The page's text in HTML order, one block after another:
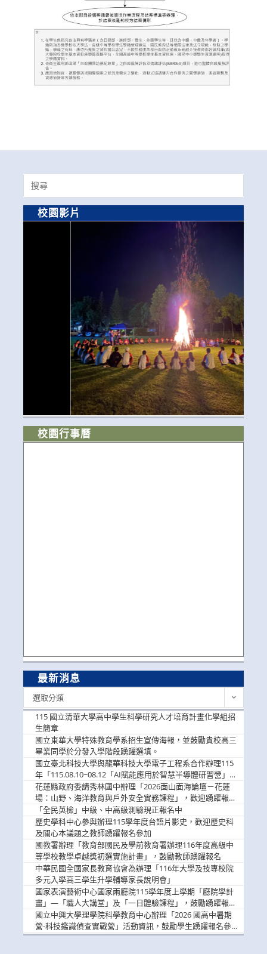
Search
for:
校園影片
校園行事曆
最新消息
選取分類
115 國立清華大學高中學生科學研究人才培育計畫化學組招
生簡章
國立東華大學特殊教育學系招生宣傳海報，並鼓勵貴校高三
畢業同學於分發入學階段踴躍選填。
國立臺北科技大學與龍華科技大學電子工程系合作辦理115
年「115.08.10~08.12「AI賦能應用於智慧半導體研習營」，
歡迎學生踴躍報名參加
花蓮縣政府委請秀林國中辦理「2026面山面海論壇－花蓮
場：山野、海洋教育與戶外安全實務課程」，歡迎踴躍報名
參加
「全民英檢」中級、中高級測驗現正報名中
歷史學科中心參與辦理115學年度台語片影史，歡迎歷史科
及關心本議題之教師踴躍報名參加
國教署辦理「教育部國民及學前教育署辦理116年度高級中
等學校教學卓越獎初選實施計畫」，鼓勵教師踴躍報名
中華民國全國家長教育協會為辦理「116年大學及技專校院
多元入學高三學生升學輔導家長說明會」
國家表演藝術中心國家兩廳院115學年度上學期「廳院學計
畫」—「職人大講堂」及「一日體驗課程」，鼓勵踴躍報名
參與。
國立中興大學理學院科學教育中心辦理「2026 國高中暑期
營-科技鑑識偵查實戰營」活動資訊，鼓勵學生踴躍報名參
加。